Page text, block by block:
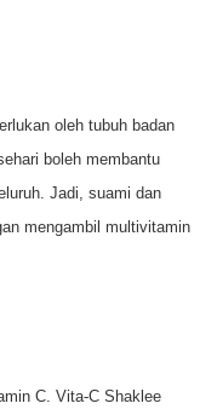
oleh tubuh badan
boleh membantu
Jadi, suami dan
mengambil multivitamin
C. Vita-C Shaklee